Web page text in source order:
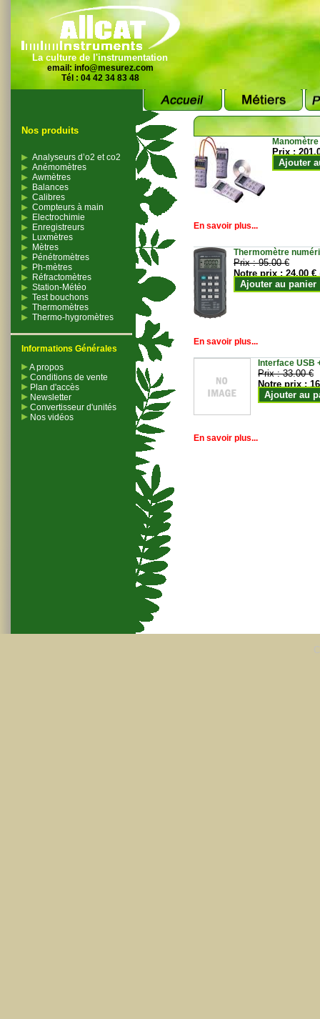
La culture de l'instrumentation
email: info@mesurez.com
Tél : 04 42 34 83 48
Nos produits
Analyseurs d’o2 et co2
Anémomètres
Awmètres
Balances
Calibres
Compteurs à main
Electrochimie
Enregistreurs
Luxmètres
Mètres
Pénétromètres
Ph-mètres
Réfractomètres
Station-Météo
Test bouchons
Thermomètres
Thermo-hygromètres
Informations Générales
A propos
Conditions de vente
Plan d'accès
Newsletter
Convertisseur d'unités
Nos vidéos
Prix :
Ajouter
En savoir plus...
Thermomètre
Prix :95.00 €
Notre prix :24.00 €
Ajouter au panier
En savoir plus...
Interface USB
Prix :33.00 €
Notre prix :
Ajouter au
En savoir plus...